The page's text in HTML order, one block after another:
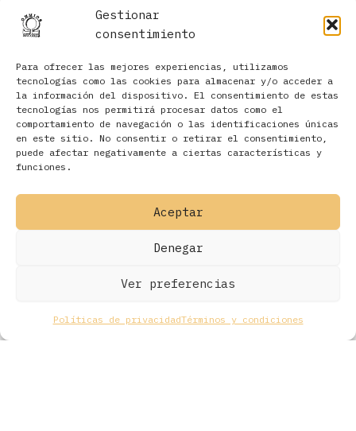
Gestionar
consentimiento
Para ofrecer las mejores experiencias, utilizamos
tecnologías como las cookies para almacenar y/o acceder a
la información del dispositivo. El consentimiento de estas
tecnologías nos permitirá procesar datos como el
comportamiento de navegación o las identificaciones únicas
en este sitio. No consentir o retirar el consentimiento,
puede afectar negativamente a ciertas características y
funciones.
Aceptar
Denegar
Ver preferencias
Políticas de privacidadTérminos y condiciones
Filtros